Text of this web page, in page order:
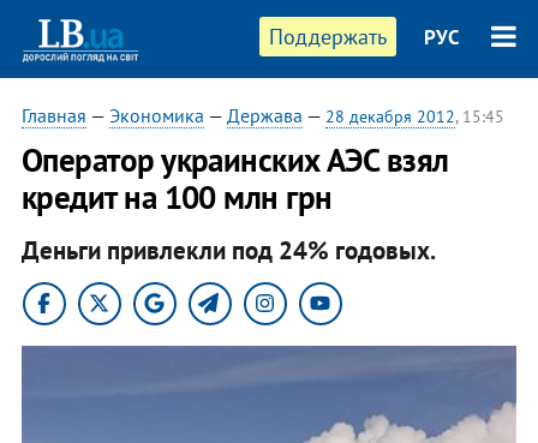
Поддержать РУС
Главная — Экономика — Держава — 28 декабря 2012, 15:45
Оператор украинских АЭС взял
кредит на 100 млн грн
Деньги привлекли под 24% годовых.